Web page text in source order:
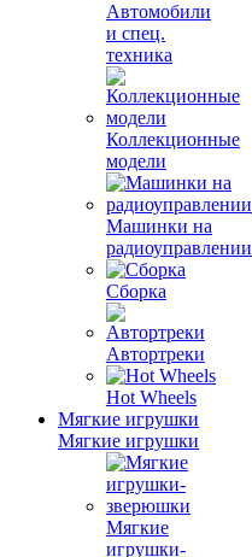
Автомобили
и спец.
техника
Коллекционные
модели
Машинки на
радиоуправлении
Сборка
Автортреки
Hot Wheels
Мягкие игрушки
Мягкие игрушки
Мягкие
игрушки-